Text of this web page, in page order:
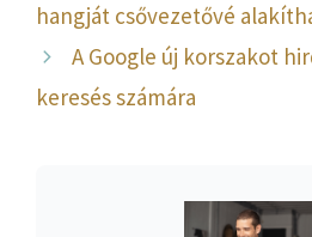
hangját csővezetővé
A Google új korszakot
keresés számára